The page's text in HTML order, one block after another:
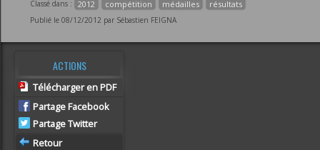
Classé dans : 2012 compétition médailles résultats
Publié le 08/12/2012 par Sébastien FEIGNA
ACTIONS
Télécharger en PDF
Partage Facebook
Partage Twitter
Retour